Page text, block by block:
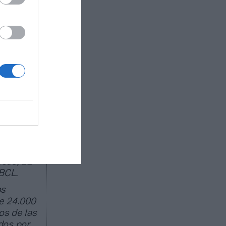
Serie A
A , la
existe
de
de
22
24.000
de las